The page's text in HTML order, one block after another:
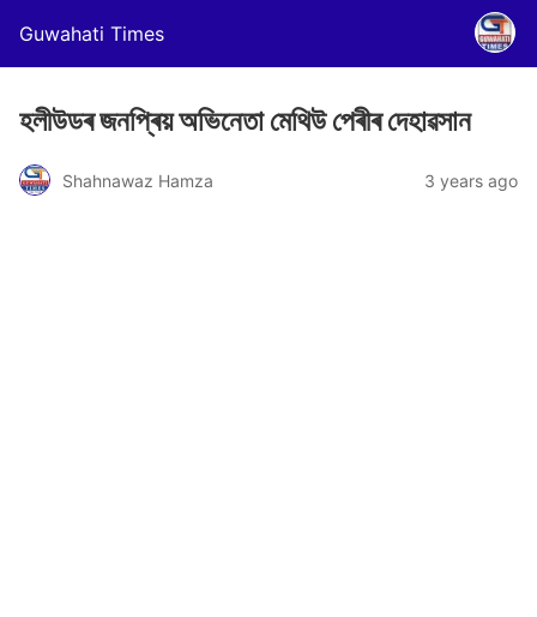
Guwahati Times
হলীউডৰ জনপ্ৰিয় অভিনেতা মেথিউ পেৰীৰ দেহাৱসান
Shahnawaz Hamza 3 years ago